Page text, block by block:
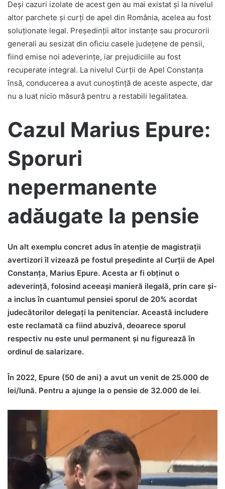
Deși cazuri izolate de acest gen au mai existat și la nivelul
altor parchete și curți de apel din România, acelea au fost
soluționate legal. Președinții altor instanțe sau procurorii
generali au sesizat din oficiu casele județene de pensii,
fiind emise noi adeverințe, iar prejudiciile au fost
recuperate integral. La nivelul Curții de Apel Constanța
însă, conducerea a avut cunoștință de aceste aspecte, dar
nu a luat nicio măsură pentru a restabili legalitatea.
Cazul Marius Epure:
Sporuri
nepermanente
adăugate la pensie
Un alt exemplu concret adus în atenție de magistrații
avertizori îl vizează pe fostul președinte al Curții de Apel
Constanța, Marius Epure. Acesta ar fi obținut o
adeverință, folosind aceeași manieră ilegală, prin care și-
a inclus în cuantumul pensiei sporul de 20% acordat
judecătorilor delegați la penitenciar. Această includere
este reclamată ca fiind abuzivă, deoarece sporul
respectiv nu este unul permanent și nu figurează în
ordinul de salarizare.
În 2022, Epure (50 de ani) a avut un venit de 25.000 de
lei/lună. Pentru a ajunge la o pensie de 32.000 de lei.